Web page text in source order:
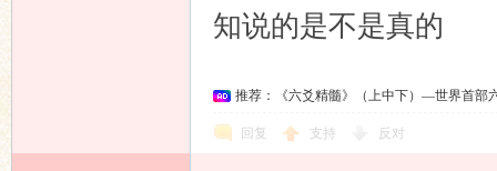
知说的是不是真的
推荐：《六爻精髓》（上中下）—世界首部
回复 支持 反对